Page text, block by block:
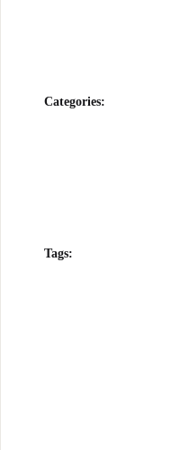
Categories:
Tags: